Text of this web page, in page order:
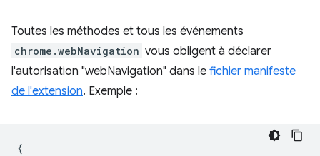
Toutes les méthodes et tous les événements
chrome.webNavigation vous obligent à déclarer
l'autorisation "webNavigation" dans le fichier manifeste
de l'extension. Exemple :
{